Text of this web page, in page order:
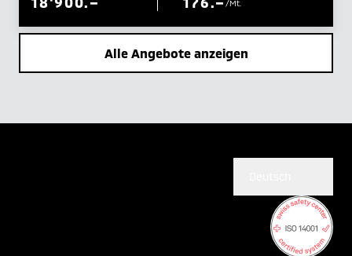
/Mt.
Alle Angebote anzeigen